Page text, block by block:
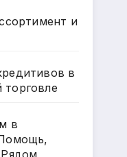
и
в
в
Рядом